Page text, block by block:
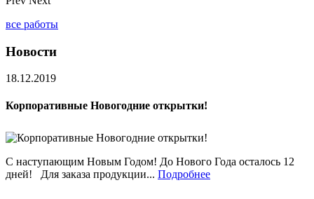
все работы
Новости
18.12.2019
Корпоративные Новогодние открытки!
С наступающим Новым Годом! До Нового Года осталось 12
дней! Для заказа продукции... Подробнее